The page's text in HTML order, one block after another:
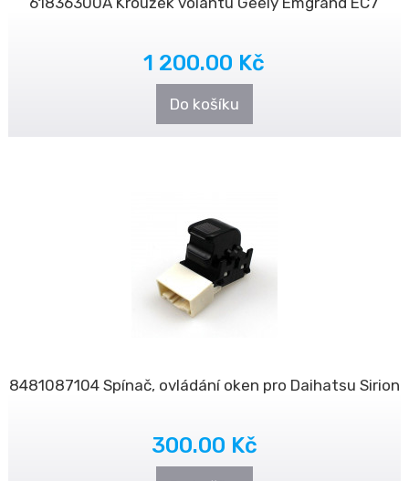
1 200.00 Kč
Do košíku
8481087104 Spínač, ovládání oken pro Daihatsu Sirion
300.00 Kč